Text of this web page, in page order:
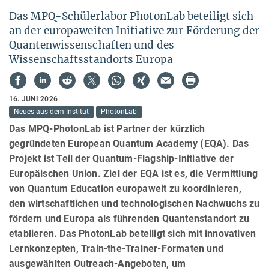
Das MPQ-Schülerlabor PhotonLab beteiligt sich
an der europaweiten Initiative zur Förderung der
Quantenwissenschaften und des
Wissenschaftsstandorts Europa
16. JUNI 2026
Neues aus dem Institut
PhotonLab
Das MPQ-PhotonLab ist Partner der kürzlich
gegründeten European Quantum Academy (EQA). Das
Projekt ist Teil der Quantum-Flagship-Initiative der
Europäischen Union. Ziel der EQA ist es, die Vermittlung
von Quantum Education europaweit zu koordinieren,
den wirtschaftlichen und technologischen Nachwuchs zu
fördern und Europa als führenden Quantenstandort zu
etablieren. Das PhotonLab beteiligt sich mit innovativen
Lernkonzepten, Train-the-Trainer-Formaten und
ausgewählten Outreach-Angeboten, um